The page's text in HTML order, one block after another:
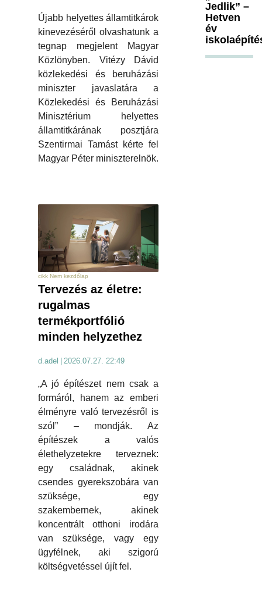
Újabb helyettes államtitkárok
kinevezéséről olvashatunk a
tegnap megjelent Magyar
Közlönyben. Vitézy Dávid
közlekedési és beruházási
miniszter javaslatára a
Közlekedési és Beruházási
Minisztérium helyettes
államtitkárának posztjára
Szentirmai Tamást kérte fel
Magyar Péter miniszterelnök.
cikk Nem kezdőlap
Tervezés az életre:
rugalmas
termékportfólió
minden helyzethez
d.adel | 2026.07.27. 22:49
„A jó építészet nem csak a
formáról, hanem az emberi
élményre való tervezésről is
szól” – mondják. Az
építészek a valós
élethelyzetekre terveznek:
egy családnak, akinek
csendes gyerekszobára van
szüksége, egy
szakembernek, akinek
koncentrált otthoni irodára
van szüksége, vagy egy
ügyfélnek, aki szigorú
költségvetéssel újít fel.
Jedlik” –
Hetven
év